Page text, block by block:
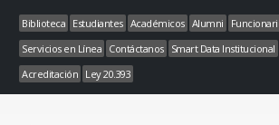
Biblioteca Estudiantes Académicos Alumni
Servicios en Línea Contáctanos
Smart Data Institucional
Acreditación Ley 20.393